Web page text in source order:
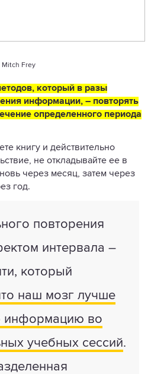
Mitch Frey
который в разы
информации, – повторять
определенного периода
книгу и действительно
не откладывайте ее в
через месяц, затем через
год.
повторения
интервала –
который
наш мозг лучше
информацию во
учебных сессий.